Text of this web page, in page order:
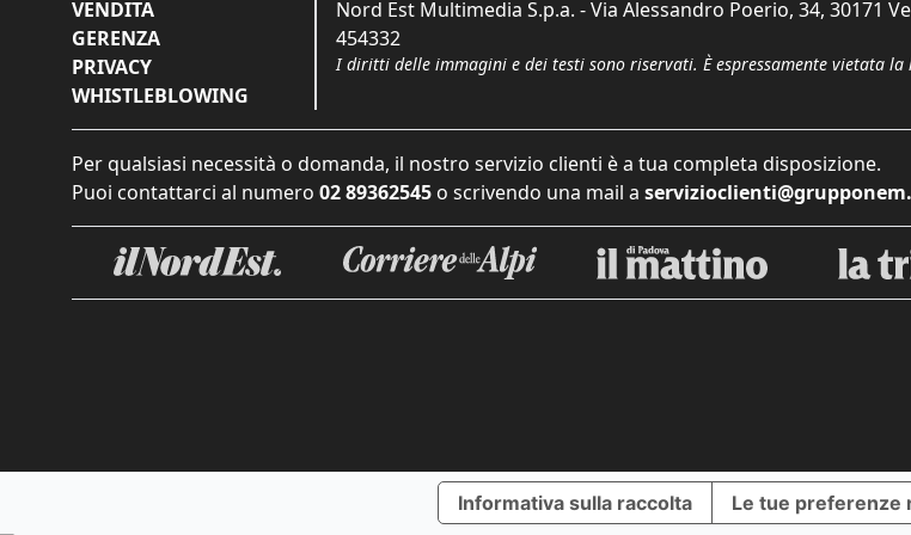
VENDITA
GERENZA
PRIVACY
WHISTLEBLOWING
Nord Est Multimedia S.p.a. - Via Alessandro Poerio, 34, 30171
454332
I diritti delle immagini e dei testi sono riservati. È espressamente vietata
Per qualsiasi necessità o domanda, il nostro servizio clienti è a tua completa disposizione.
Puoi contattarci al numero 02 89362545 o scrivendo una mail a
Informativa sulla raccolta Le tue preferenze